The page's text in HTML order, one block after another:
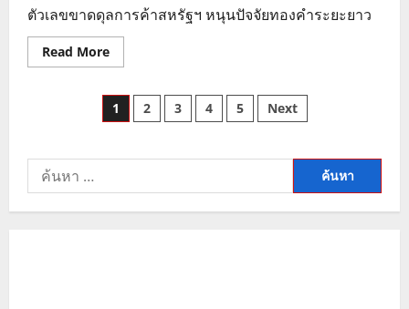
ตัวเลขขาดดุลการค้าสหรัฐฯ หนุนปัจจัยทองคำระยะยาว
Read MoreRead
more
โน้ม
ราคา
ทองคำ
และ
ลงทุน
Posts
pagination
1 2 3 4 5 Next
ค้นหา
สำหรับ: